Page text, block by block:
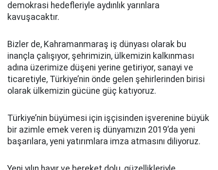
demokrasi hedefleriyle aydınlık yarınlara
kavuşacaktır.
Bizler de, Kahramanmaraş iş dünyası olarak bu
inançla çalışıyor, şehrimizin, ülkemizin kalkınması
adına üzerimize düşeni yerine getiriyor, sanayi ve
ticaretiyle, Türkiye’nin önde gelen şehirlerinden birisi
olarak ülkemizin gücüne güç katıyoruz.
Türkiye’nin büyümesi için işçisinden işverenine büyük
bir azimle emek veren iş dünyamızın 2019’da yeni
başarılara, yeni yatırımlara imza atmasını diliyoruz.